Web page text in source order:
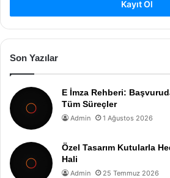
Kayıt Ol
Son Yazılar
E İmza Rehberi:
Tüm Süreçler
Admin 1 Ağustos 2026
Özel Tasarım Kutularla
Hali
Admin 25 Temmuz 2026